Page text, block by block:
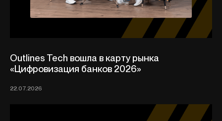
Outlines Tech вошла в карту рынка
«Цифровизация банков 2026»
22.07.2026